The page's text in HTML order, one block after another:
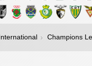
International Champions